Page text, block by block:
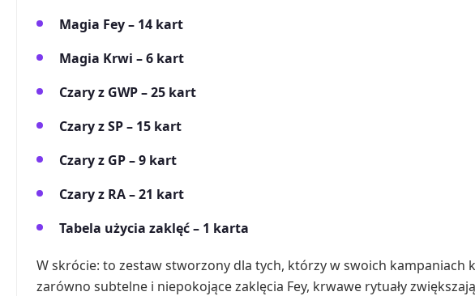
Magia Fey – 14 kart
Magia Krwi – 6 kart
Czary z GWP – 25 kart
Czary z SP – 15 kart
Czary z GP – 9 kart
Czary z RA – 21 kart
Tabela użycia zaklęć – 1 karta
W skrócie: to zestaw stworzony dla tych, którzy w swoich
zarówno subtelne i niepokojące zaklęcia Fey, krwawe rytuały